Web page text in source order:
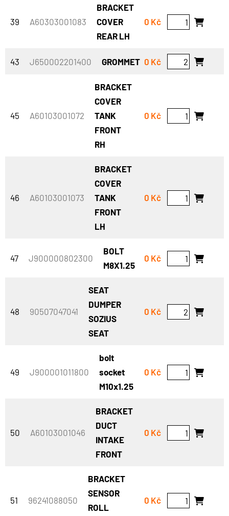
39 A60303001083
BRACKET
COVER
REAR LH
0 Kč
43 J650002201400 GROMMET 0 Kč
45 A60103001072
BRACKET
COVER
TANK
FRONT
RH
0 Kč
46 A60103001073
BRACKET
COVER
TANK
FRONT
LH
0 Kč
47 J900000802300
BOLT
M8X1.25
0 Kč
48 90507047041
SEAT
DUMPER
SOZIUS
SEAT
0 Kč
49 J900001011800
bolt
socket
M10x1.25
0 Kč
50 A60103001046
BRACKET
DUCT
INTAKE
FRONT
0 Kč
51 96241088050
BRACKET
SENSOR
ROLL
0 Kč